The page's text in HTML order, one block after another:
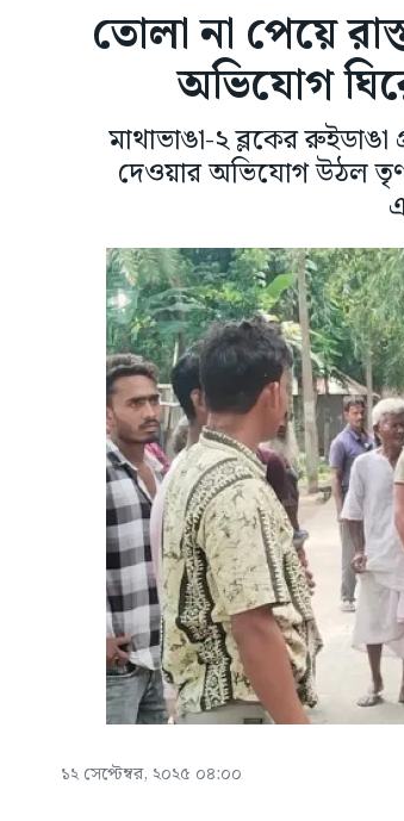
তোলা না পেয়ে
অভিযোগ
মাথাভাঙা-২ ব্লকের
দেওয়ার অভিযোগ উঠল
১২ সেপ্টেম্বর, ২০২৫ ০৪:০০